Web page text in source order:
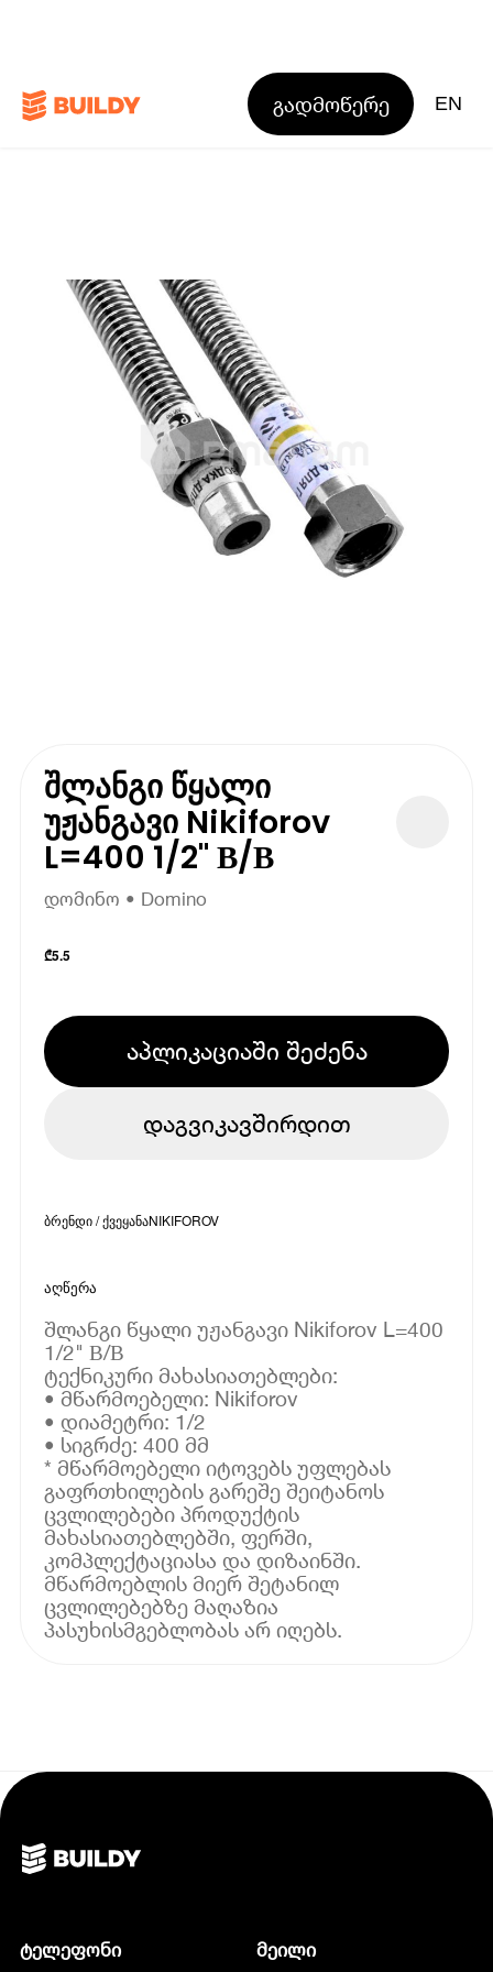
გადმოწერე EN
შლანგი წყალი
უჟანგავი Nikiforov
L=400 1/2" В/В
დომინო • Domino
₾5.5
აპლიკაციაში შეძენა
დაგვიკავშირდით
ბრენდი / ქვეყანაNIKIFOROV
აღწერა
შლანგი წყალი უჟანგავი Nikiforov L=400
1/2" В/В
ტექნიკური მახასიათებლები:
• მწარმოებელი: Nikiforov
• დიამეტრი: 1/2
• სიგრძე: 400 მმ
* მწარმოებელი იტოვებს უფლებას
გაფრთხილების გარეშე შეიტანოს
ცვლილებები პროდუქტის
მახასიათებლებში, ფერში,
კომპლექტაციასა და დიზაინში.
მწარმოებლის მიერ შეტანილ
ცვლილებებზე მაღაზია
პასუხისმგებლობას არ იღებს.
ტელეფონი
მეილი